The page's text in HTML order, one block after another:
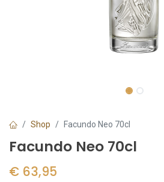
Shop Facundo Neo 70cl
Facundo Neo 70cl
€ 63,95